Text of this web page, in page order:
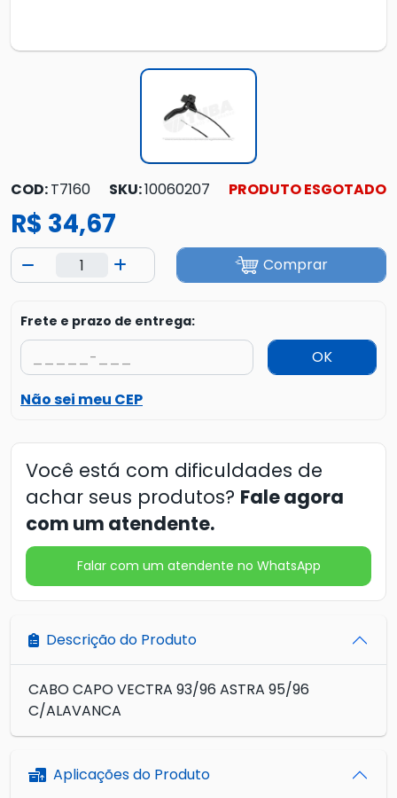
COD:T7160 SKU:10060207 PRODUTO ESGOTADO
R$ 34,67
Comprar
Frete e prazo de entrega:
OK
Não sei meu CEP
Você está com dificuldades de
achar seus produtos? Fale agora
com um atendente.
Falar com um atendente no WhatsApp
Descrição do Produto
CABO CAPO VECTRA 93/96 ASTRA 95/96
C/ALAVANCA
Aplicações do Produto